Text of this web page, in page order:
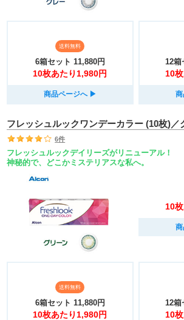
送料無料
6箱セット 11,880円
10枚あたり1,980円
商品ページへ ▶︎
12箱
10
フレッシュルックワンデーカラー (10枚)／
6件
フレッシュルックデイリーズがリニューアル！
神秘的で、どこかミステリアスな私へ。
10
送料無料
6箱セット 11,880円
10枚あたり1,980円
12箱
10